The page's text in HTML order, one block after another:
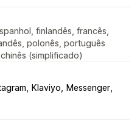
finlandês, francês,
polonês, português
(simplificado)
Klaviyo
Messenger